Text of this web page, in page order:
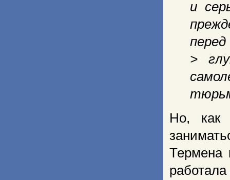
и
>
Но, как
Термена
работала